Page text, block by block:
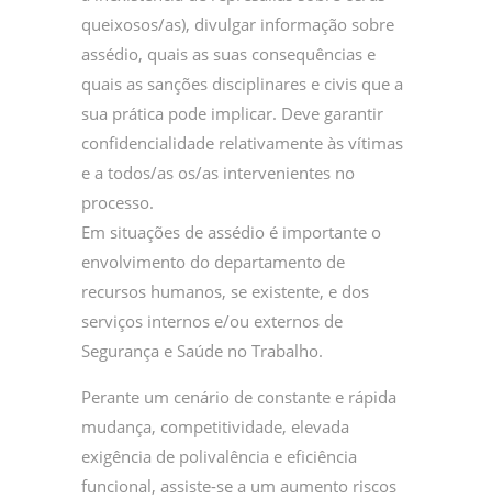
queixosos/as), divulgar informação sobre
assédio, quais as suas consequências e
quais as sanções disciplinares e civis que a
sua prática pode implicar. Deve garantir
confidencialidade relativamente às vítimas
e a todos/as os/as intervenientes no
processo.
Em situações de assédio é importante o
envolvimento do departamento de
recursos humanos, se existente, e dos
serviços internos e/ou externos de
Segurança e Saúde no Trabalho.
Perante um cenário de constante e rápida
mudança, competitividade, elevada
exigência de polivalência e eficiência
funcional, assiste-se a um aumento riscos